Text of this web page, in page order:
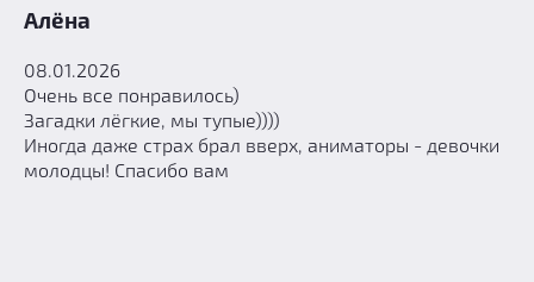
Алёна
08.01.2026
Очень все понравилось)
Загадки лёгкие, мы тупые))))
Иногда даже страх брал вверх, аниматоры - девочки
молодцы! Спасибо вам